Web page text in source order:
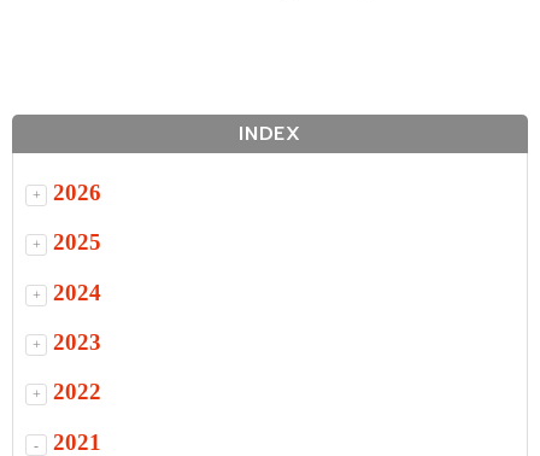
INDEX
+ 2026
+ 2025
+ 2024
+ 2023
+ 2022
- 2021